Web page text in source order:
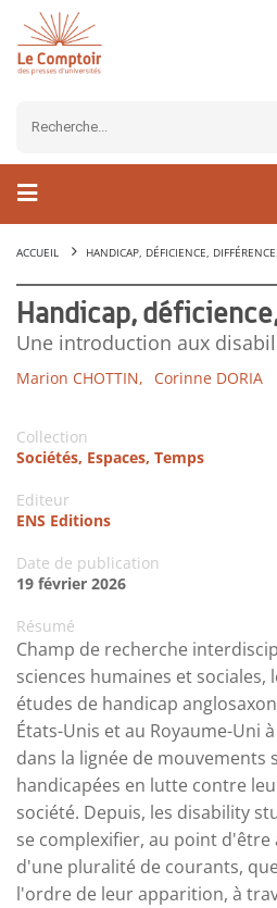
ACCUEIL HANDICAP, DÉFICIENCE, DIFFÉRENCE.
Handicap,
Une introduction aux
Marion CHOTTIN, Corinne DORIA
Collection
Sociétés, Espaces, Temps
Editeur
ENS Editions
Date de publication
19 février 2026
Résumé
Champ de recherche
sciences humaines et sociales,
études de handicap
États-Unis et au Royaume-Uni
dans la lignée de mouvements
handicapées en lutte contre
société. Depuis, les disability
se complexifier, au point
d'une pluralité de courants,
l'ordre de leur apparition, à